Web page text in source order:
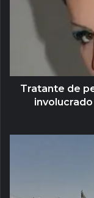
Tratante de